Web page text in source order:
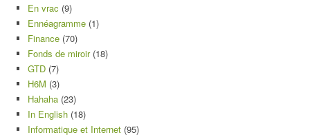
En vrac (9)
Ennéagramme (1)
Finance (70)
Fonds de miroir(18)
GTD (7)
H6M (3)
Hahaha (23)
In English (18)
Informatique et Internet (95)